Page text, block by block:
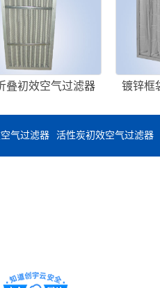
叠初效空气过滤器 镀锌框
气过滤器 活性炭初效空气过滤器